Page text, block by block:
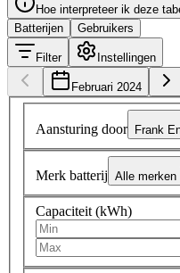
Hoe interpreteer ik deze
Batterijen
Gebruikers
Filter Instellingen
Februari 2024
Aansturing door Frank
Merk batterij Alle merken
Capaciteit (kWh)